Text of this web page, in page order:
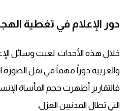
دور الإعلام في تغطية
خلال هذه الأحداث. لعبت وسائل
والعربية دوراً مهماً في نقل الصورة
فالتقارير أظهرت حجم المأساة
التي تطال المدنيين العزل.